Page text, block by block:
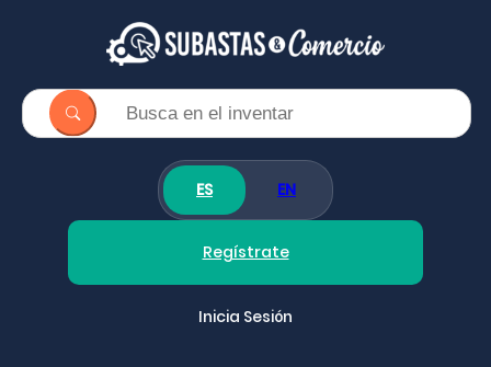
ES EN
Regístrate
Inicia Sesión